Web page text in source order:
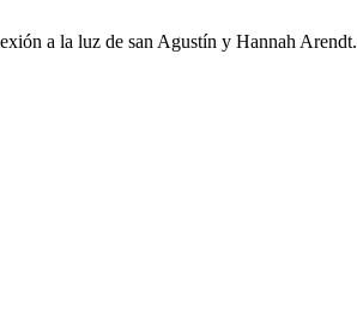
a la luz de san Agustín y Hannah Arendt.